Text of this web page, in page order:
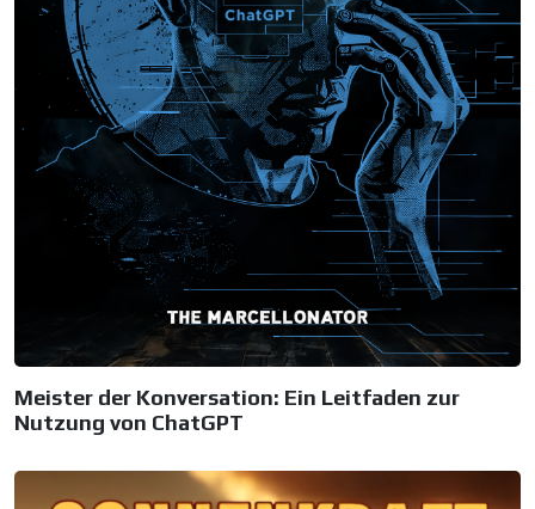
Meister der Konversation: Ein Leitfaden zur
Nutzung von ChatGPT